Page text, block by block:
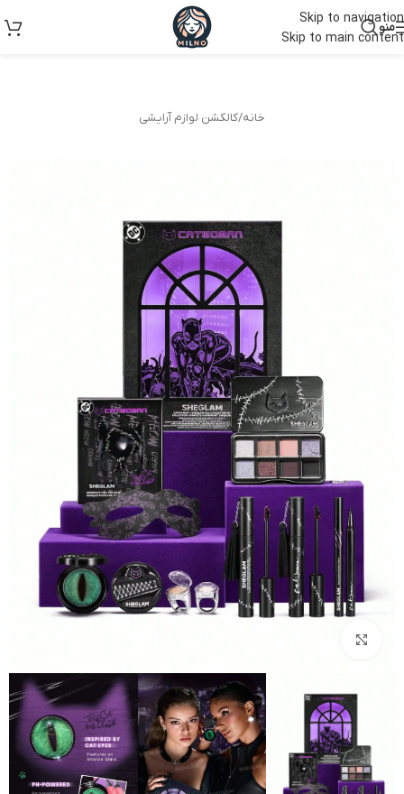
Skip to navigation
Skip to main content
منو
خانه/کالکشن لوازم آرایشی